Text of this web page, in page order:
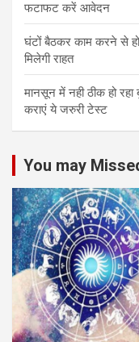
फटाफट करें आवेदन
घंटों बैठकर काम करने से
मिलेगी राहत
मानसून में नही ठीक हो रहा
कराएं ये जरुरी टेस्ट
You may